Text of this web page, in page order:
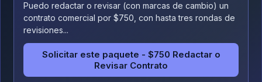
Puedo redactar o revisar (con marcas de cambio) un
contrato comercial por $750, con hasta tres rondas de
revisiones...
Solicitar este paquete - $750 Redactar o
Revisar Contrato